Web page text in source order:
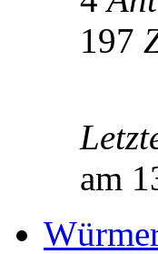
197
am